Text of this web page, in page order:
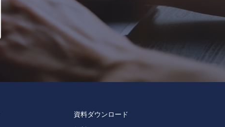
資料ダウンロード